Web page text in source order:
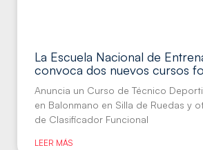
La Escuela Nacional de
convoca dos nuevos cursos
Anuncia un Curso de Técnico
en Balonmano en Silla de Ruedas y
de Clasificador Funcional
LEER MÁS